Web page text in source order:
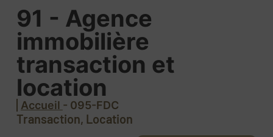
91 - Agence
immobilière
transaction et
location
Accueil - 095-FDC
Transaction, Location